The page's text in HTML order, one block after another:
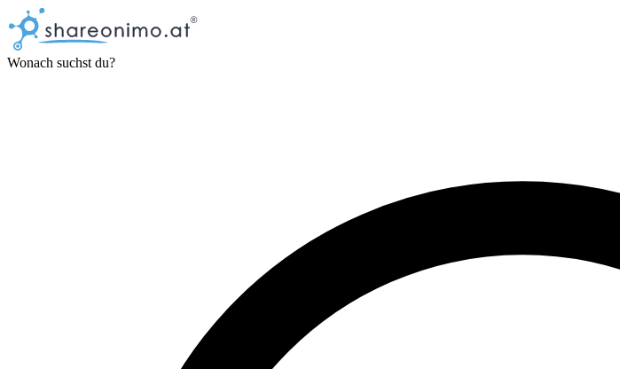
Wonach suchst du?